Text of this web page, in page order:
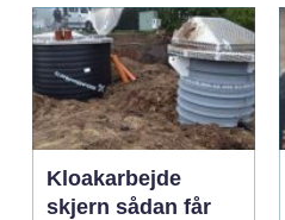
Kloakarbejde
skjern sådan får